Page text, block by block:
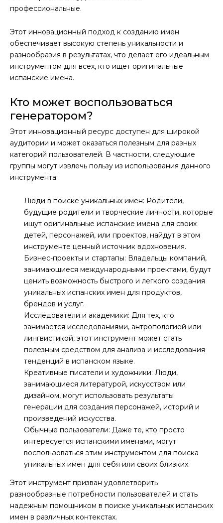
профессиональные.
Этот инновационный подход к созданию имен
обеспечивает высокую степень уникальности и
разнообразия в результатах, что делает его идеальным
инструментом для всех, кто ищет оригинальные
испанские имена.
Кто может воспользоваться
генератором?
Этот инновационный ресурс доступен для широкой
аудитории и может оказаться полезным для разных
категорий пользователей. В частности, следующие
группы могут извлечь пользу из использования данного
инструмента:
Люди в поиске уникальных имен: Родители,
будущие родители и творческие личности, которые
ищут оригинальные испанские имена для своих
детей, персонажей, или проектов, найдут в этом
инструменте ценный источник вдохновения.
Бизнес-проекты и стартапы: Владельцы компаний,
занимающиеся международными проектами, будут
ценить возможность быстрого и легкого создания
уникальных испанских имен для продуктов,
брендов и услуг.
Исследователи и академики: Для тех, кто
занимается исследованиями, антропологией или
лингвистикой, этот инструмент может стать
полезным средством для анализа и исследования
тенденций в испанском языке.
Креативные писатели и художники: Люди,
занимающиеся литературой, искусством или
дизайном, могут использовать результаты
генерации для создания персонажей, историй и
произведений искусства.
Обычные пользователи: Даже те, кто просто
интересуется испанскими именами, могут
воспользоваться этим инструментом для поиска
уникальных имен для себя или своих близких.
Этот инструмент призван удовлетворить
разнообразные потребности пользователей и стать
надежным помощником в поиске уникальных испанских
имен в различных контекстах.